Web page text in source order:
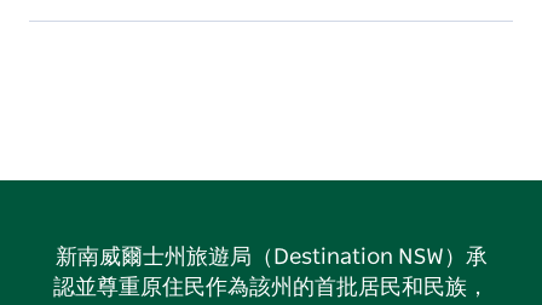
新南威爾士州旅遊局（Destination NSW）承
認並尊重原住民作為該州的首批居民和民族，